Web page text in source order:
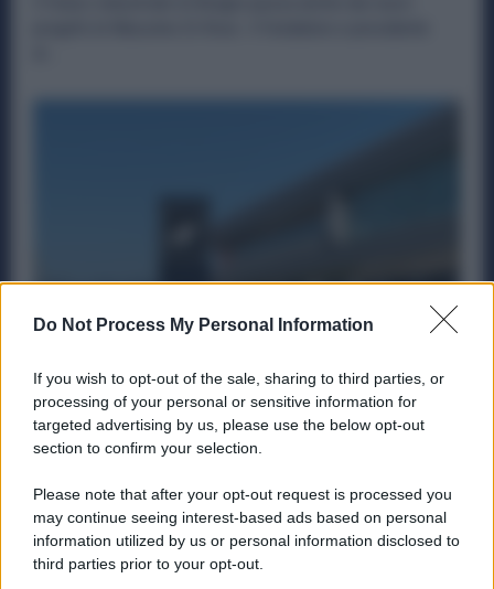
Do Not Process My Personal Information
If you wish to opt-out of the sale, sharing to third parties, or
processing of your personal or sensitive information for
targeted advertising by us, please use the below opt-out
section to confirm your selection.
Please note that after your opt-out request is processed you
may continue seeing interest-based ads based on personal
information utilized by us or personal information disclosed to
third parties prior to your opt-out.
DR Automobiles rilancia OSCA e Itala: i
Miti Italiani Ritornano su Strada [IL
Economia 21 Luglio 2025
DR Automobiles annuncia il rilancio di OSCA, storico brand
nato nel a Bologna dai fratelli Maserati dopo l’uscita